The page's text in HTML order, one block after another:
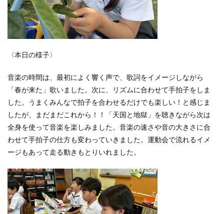
〈本日の様子〉
音楽の時間は、最初によく響く声で、歌詞をイメージしながら
「春が来た」歌いました。次に、リズムに合わせて手拍子をしま
した。うまくみんなで拍子を合わせるだけでも楽しい！と感じま
したが、まだまだこれから！！「天国と地獄」を聴きながら次は
全身を使って音楽を楽しみました。音楽の速さや音の大きさに合
わせて手拍子の仕方も変わっていきました。運動会で流れるイメ
ージもあって走る動きもとりいれました。